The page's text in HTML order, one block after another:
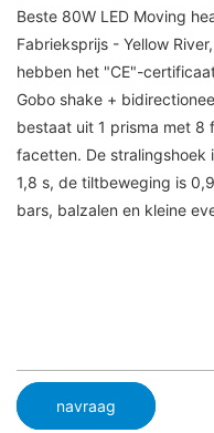
Beste 80W LED Moving
Fabrieksprijs - Yellow
hebben het "CE"-
Gobo shake +
bestaat uit 1 prisma met 8
facetten. De
1,8 s, de tiltbeweging is
bars, balzalen en kleine
navraag